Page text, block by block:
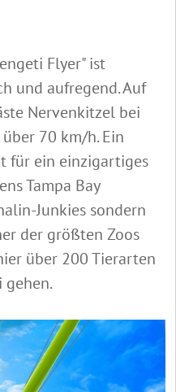
Flyer" ist
und aufregend. Auf
Nervenkitzel bei
70 km/h. Ein
für ein einzigartiges
Tampa Bay
Junkies sondern
der größten Zoos
über 200 Tierarten
gehen.